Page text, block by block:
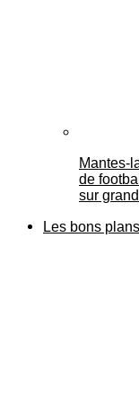
Mantes-
de
sur
Les bons plans